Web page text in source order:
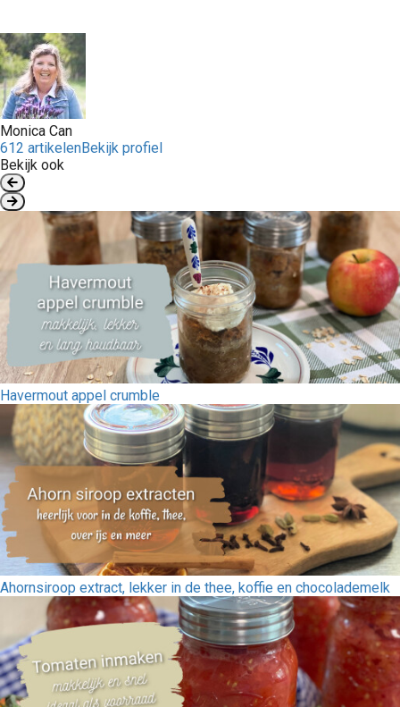
Monica Can
612 artikelenBekijk profiel
Bekijk ook
Havermout appel crumble
Ahornsiroop extract, lekker in de thee, koffie en chocolademelk